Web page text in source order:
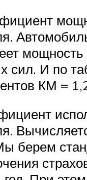
мощность
сил. И по
КМ =
берем